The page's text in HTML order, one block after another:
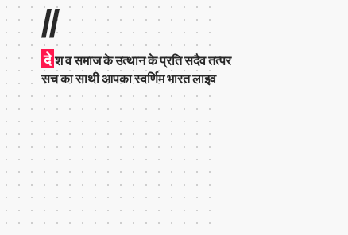
//
दे श व समाज के उत्थान के प्रति सदैव तत्पर
सच का साथी आपका स्वर्णिम भारत लाइव